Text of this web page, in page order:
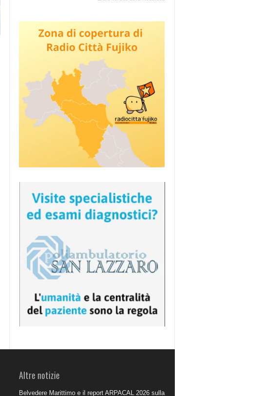
Altre notizie
Belvedere Marittimo e il report ARPACAL 2026 sulla